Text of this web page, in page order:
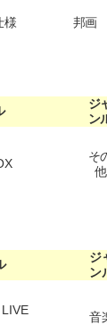
様 邦画
ジ
ン
そ
他
ジ
ン
音